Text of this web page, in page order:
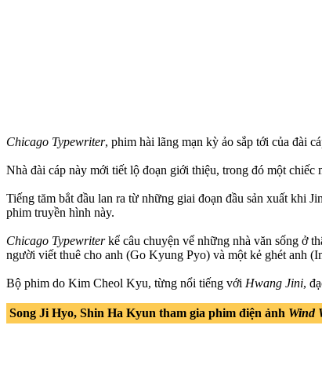
Chicago Typewriter, phim hài lãng mạn kỳ ảo sắp tới của đài
Nhà đài cáp này mới tiết lộ đoạn giới thiệu, trong đó một chiếc
Tiếng tăm bắt đầu lan ra từ những giai đoạn đầu sản xuất khi
phim truyền hình này.
Chicago Typewriterkể câu chuyện vể những nhà văn sống ở
người viết thuê cho anh (Go Kyung Pyo) và một kẻ ghét anh
Bộ phim do Kim Cheol Kyu, từng nổi tiếng với Hwang Jini,
Song Ji Hyo, Shin Ha Kyun tham gia phim điện ảnh Wind